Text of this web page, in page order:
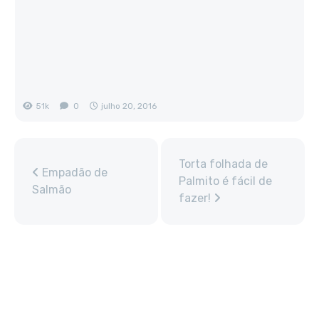
51k 0 julho 20, 2016
Empadão de
Salmão
Torta folhada de
Palmito é fácil de
fazer!